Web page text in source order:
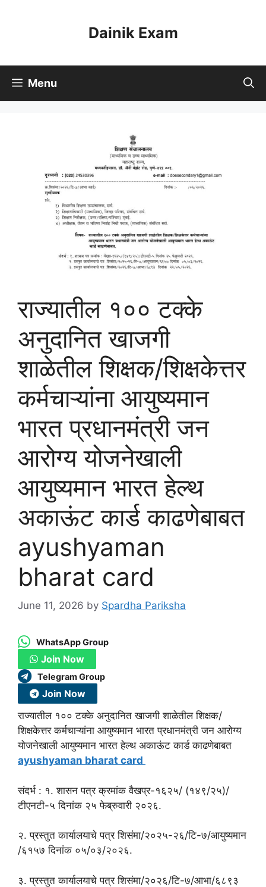
Dainik Exam
Menu
राज्यातील १०० टक्के
अनुदानित खाजगी
शाळेतील शिक्षक/शिक्षकेत्तर
कर्मचाऱ्यांना आयुष्यमान
भारत प्रधानमंत्री जन
आरोग्य योजनेखाली
आयुष्यमान भारत हेल्थ
अकाऊंट कार्ड काढणेबाबत
ayushyaman
bharat card
June 11, 2026 by Spardha Pariksha
WhatsApp Group
Join Now
Telegram Group
Join Now
राज्यातील १०० टक्के अनुदानित खाजगी शाळेतील शिक्षक/
शिक्षकेत्तर कर्मचाऱ्यांना आयुष्यमान भारत प्रधानमंत्री जन आरोग्य
योजनेखाली आयुष्यमान भारत हेल्थ अकाऊंट कार्ड काढणेबाबत
ayushyaman bharat card
संदर्भ : १. शासन पत्र क्रमांक वैखप्र-१६२५/ (१४९/२५)/
टीएनटी-५ दिनांक २५ फेब्रुवारी २०२६.
२. प्रस्तुत कार्यालयाचे पत्र शिसंमा/२०२५-२६/टि-७/आयुष्यमान
/६१५७ दिनांक ०५/०३/२०२६.
३. प्रस्तुत कार्यालयाचे पत्र शिसंमा/२०२६/टि-७/आभा/६८९३